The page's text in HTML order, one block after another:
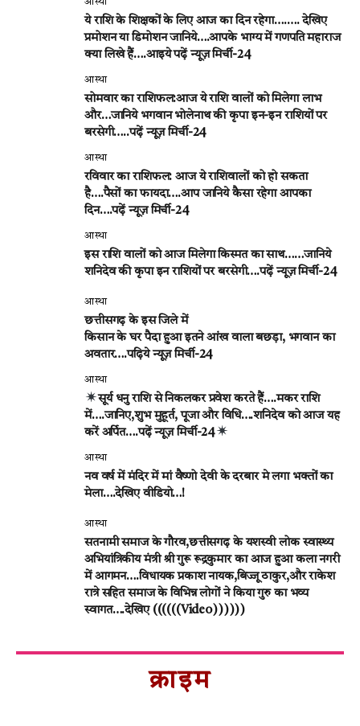
आस्था
ये राशि के शिक्षकों के लिए आज का दिन रहेगा….…. देखिए
प्रमोशन या डिमोशन जानिये….आपके भाग्य में गणपति महाराज
क्या लिखे हैं….आइये पढ़ें न्यूज़ मिर्ची-24
आस्था
सोमवार का राशिफल:आज ये राशि वालों को मिलेगा लाभ
और…जानिये भगवान भोलेनाथ की कृपा इन-इन राशियों पर
बरसेगी…..पढ़ें न्यूज़ मिर्ची-24
आस्था
रविवार का राशिफल: आज ये राशिवालों को हो सकता
है….पैसों का फायदा….आप जानिये कैसा रहेगा आपका
दिन….पढ़ें न्यूज़ मिर्ची-24
आस्था
इस राशि वालों को आज मिलेगा किस्मत का साथ……जानिये
शनिदेव की कृपा इन राशियों पर बरसेगी….पढ़ें न्यूज़ मिर्ची-24
आस्था
छत्तीसगढ़ के इस जिले में
किसान के घर पैदा हुआ इतने आंख वाला बछड़ा, भगवान का
अवतार….पढ़िये न्यूज़ मिर्ची-24
आस्था
सूर्य धनु राशि से निकलकर प्रवेश करते हैं….मकर राशि
में….जानिए,शुभ मुहूर्त, पूजा और विधि….शनिदेव को आज यह
करें अर्पित….पढ़ें न्यूज़ मिर्ची-24
आस्था
नव वर्ष में मंदिर में मां वैष्णो देवी के दरबार मे लगा भक्तों का
मेला….देखिए वीडियो…!
आस्था
सतनामी समाज के गौरव,छत्तीसगढ़ के यशस्वी लोक स्वास्थ्य
अभियांत्रिकीय मंत्री श्री गुरू रूद्रकुमार का आज हुआ कला नगरी
में आगमन….विधायक प्रकाश नायक,बिज्जू ठाकुर,और राकेश
रात्रे सहित समाज के विभिन्न लोगों ने किया गुरु का भव्य
स्वागत….देखिए ((((((Video))))))
क्राइम